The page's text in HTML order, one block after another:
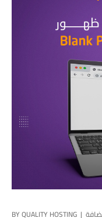
BYQUALITY HOSTING